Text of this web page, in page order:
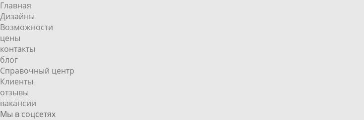
Главная
Дизайны
Возможности
цены
контакты
блог
Справочный центр
Клиенты
отзывы
вакансии
Мы в соцсетях